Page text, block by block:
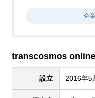
企
transcosmos
設立 2016年5